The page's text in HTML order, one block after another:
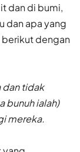
dan di bumi,
dan apa yang
berikut dengan
dan tidak
bunuh ialah)
mereka.